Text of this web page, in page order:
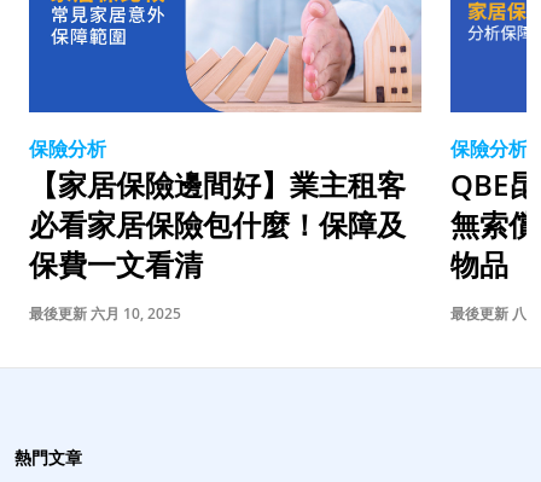
保險分析
【家居保險邊間好】業主租客
必看家居保險包什麼！保障及
保費一文看清
最後更新 六月 10, 2025
保險分析
QBE
無索
物品
最後更新 八
熱門文章